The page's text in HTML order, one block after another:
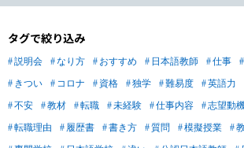
タグで絞り込み
説明会 なり方 おすすめ 日本語教師 仕事
きつい
コロナ 資格 独学 難易度 英語力
不安
教材 転職 未経験 仕事内容 志望動
転職理由
履歴書 書き方 質問 模擬授業